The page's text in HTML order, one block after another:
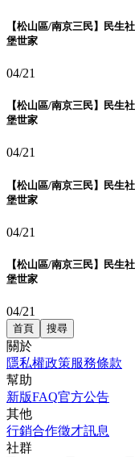
【松山區/南京三民】民生
堡世家
04/21
【松山區/南京三民】民生
堡世家
04/21
【松山區/南京三民】民生
堡世家
04/21
【松山區/南京三民】民生
堡世家
04/21
首頁 搜尋
關於
隱私權政策服務條款
幫助
新版FAQ官方公告
其他
行銷合作徵才訊息
社群